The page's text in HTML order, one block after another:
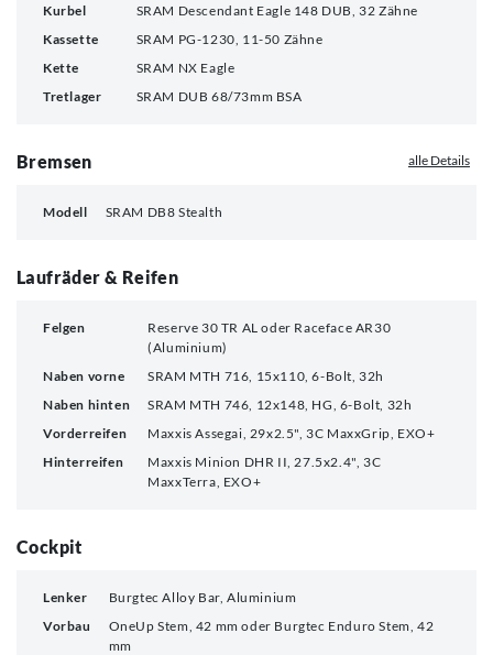
Kurbel
SRAM Descendant Eagle 148 DUB, 32 Zähne
Kassette
SRAM PG-1230, 11-50 Zähne
Kette
SRAM NX Eagle
Tretlager
SRAM DUB 68/73mm BSA
Bremsen alle Details
Modell SRAM DB8 Stealth
Laufräder & Reifen
Felgen
Reserve 30 TR AL oder Raceface AR30
(Aluminium)
Naben vorne
SRAM MTH 716, 15x110, 6-Bolt, 32h
Naben hinten
SRAM MTH 746, 12x148, HG, 6-Bolt, 32h
Vorderreifen
Maxxis Assegai, 29x2.5", 3C MaxxGrip, EXO+
Hinterreifen
Maxxis Minion DHR II, 27.5x2.4", 3C
MaxxTerra, EXO+
Cockpit
Lenker
Burgtec Alloy Bar, Aluminium
Vorbau
OneUp Stem, 42 mm oder Burgtec Enduro Stem, 42
mm